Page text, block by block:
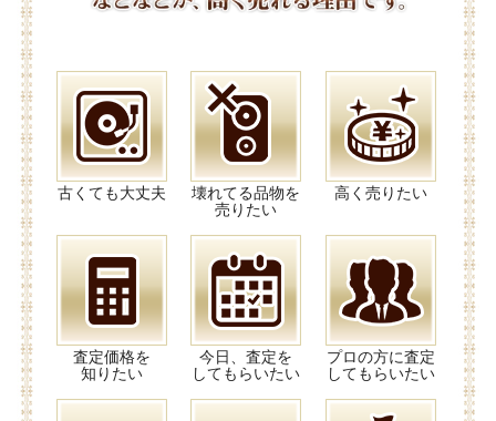
古くても大丈夫
壊れてる品物を
売りたい
高く売りたい
査定価格を
知りたい
今日、査定を
してもらいたい
プロの方に査定
してもらいたい